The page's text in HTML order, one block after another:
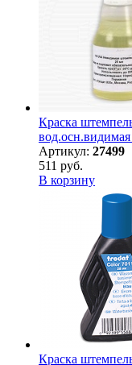
Краска
Артикул: 27499
511 руб.
В корзину
Краска